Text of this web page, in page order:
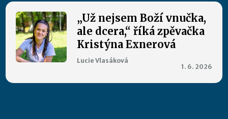
„Už nejsem Boží vnučka,
ale dcera,“ říká zpěvačka
Kristýna Exnerová
Lucie Vlasáková
1. 6. 2026